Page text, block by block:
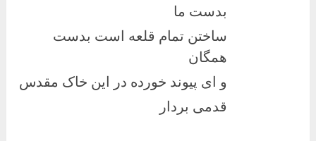
بدست ما
ساختن تمام قلعه است بدست
همگان
و ای پیوند خورده در این خاک مقدس
قدمی بردار